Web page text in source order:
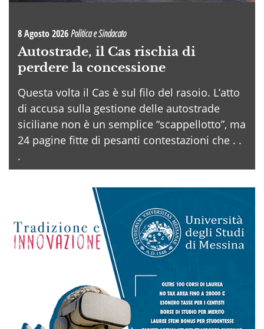
8 Agosto 2026Politica e Sindacato
Autostrade, il Cas rischia di
perdere la concessione
Questa volta il Cas è sul filo del rasoio. L’atto
di accusa sulla gestione delle autostrade
siciliane non è un semplice “scappellotto”, ma
24 pagine fitte di pesanti contestazioni che . .
.